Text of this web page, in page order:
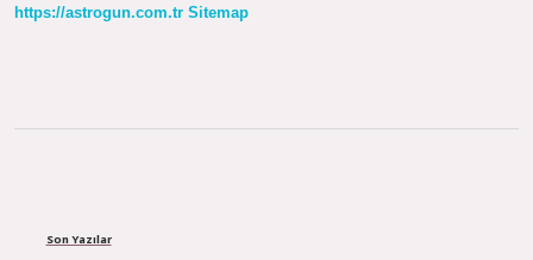
https://astrogun.com.tr Sitemap
Son Yazılar